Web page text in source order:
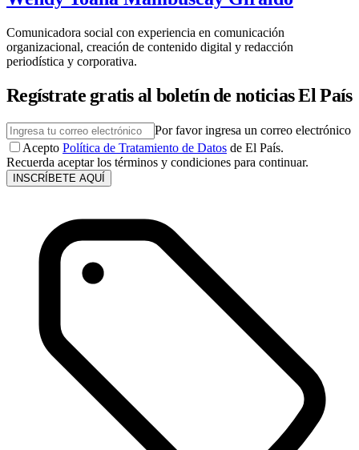
Comunicadora social con experiencia en comunicación
organizacional, creación de contenido digital y redacción
periodística y corporativa.
Regístrate gratis al boletín de noticias El País
Por favor ingresa un correo electrónico
Acepto Política de Tratamiento de Datos de El País.
Recuerda aceptar los términos y condiciones para continuar.
INSCRÍBETE AQUÍ